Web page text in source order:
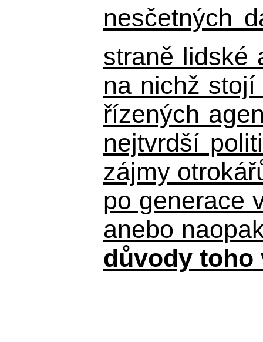
nesčetných
straně lidské
na nichž
řízených
nejtvrdší
zájmy
po generace
anebo
důvody toho